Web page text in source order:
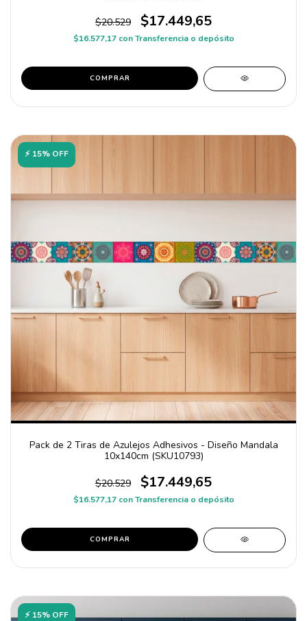
$20.529 $17.449,65
$16.577,17 con Transferencia o depósito
COMPRAR
⚡ 15% OFF
Pack de 2 Tiras de Azulejos Adhesivos - Diseño Mandala
10x140cm (SKU10793)
$20.529 $17.449,65
$16.577,17 con Transferencia o depósito
COMPRAR
⚡ 15% OFF